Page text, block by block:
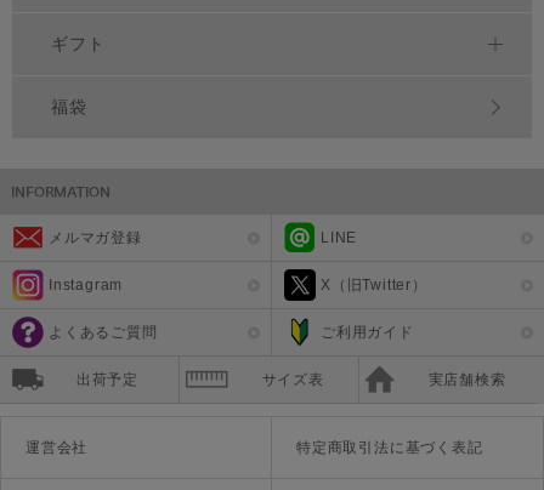
ギフト
福袋
メルマガ登録 LINE
Instagram X（旧Twitter）
よくあるご質問 ご利用ガイド
出荷予定 サイズ表 実店舗検索
運営会社 特定商取引法に基づく表記